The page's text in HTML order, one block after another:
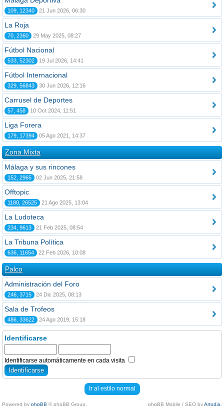
109, 12340 21 Jun 2026, 06:30
La Roja
70, 2360 29 May 2025, 08:27
Fútbol Nacional
533, 52302 19 Jul 2026, 14:41
Fútbol Internacional
329, 56843 30 Jun 2026, 12:16
Carrusel de Deportes
57, 458 10 Oct 2024, 11:51
Liga Forera
179, 17394 05 Ago 2021, 14:37
Zona Mixta
Málaga y sus rincones
152, 2965 02 Jun 2025, 21:58
Offtopic
1180, 26525 21 Ago 2025, 13:04
La Ludoteca
234, 9613 21 Feb 2025, 08:54
La Tribuna Política
636, 11654 22 Feb 2026, 10:08
Palco
Administración del Foro
246, 3715 24 Dic 2025, 08:13
Sala de Trofeos
486, 33622 24 Ago 2019, 15:18
Identificarse
Identificarse automáticamente en cada visita
Ir al estilo normal
Powered by phpBB © phpBB Group. phpBB Mobile / SEO byArtodia